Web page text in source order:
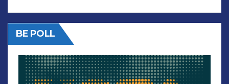
BE POLL